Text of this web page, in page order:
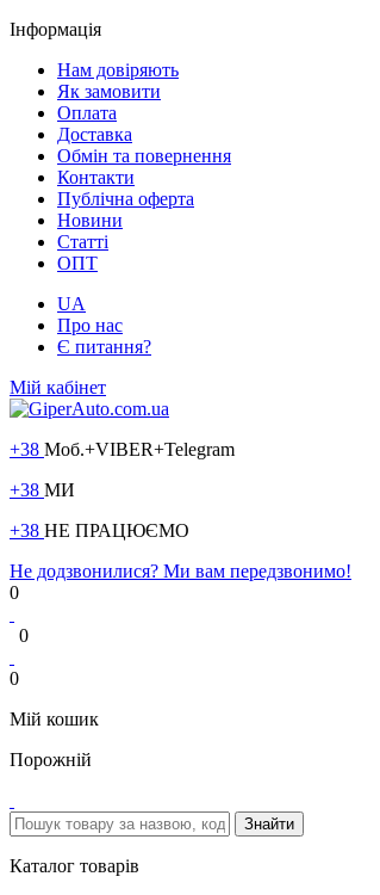
Інформація
Нам довіряють
Як замовити
Оплата
Доставка
Обмін та повернення
Контакти
Публічна оферта
Новини
Статті
ОПТ
UA
Про нас
Є питання?
Мій кабінет
+38 Моб.+VIBER+Telegram
+38 МИ
+38 НЕ ПРАЦЮЄМО
Не додзвонилися? Ми вам передзвонимо!
0
0
0
Мій кошик
Порожній
Каталог товарів